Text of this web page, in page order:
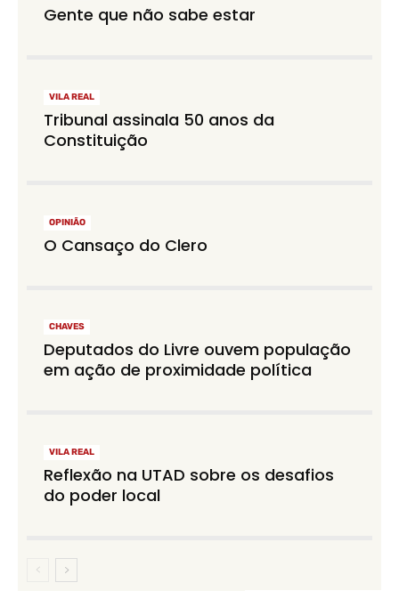
Gente que não sabe estar
VILA REAL
Tribunal assinala 50 anos da
Constituição
OPINIÃO
O Cansaço do Clero
CHAVES
Deputados do Livre ouvem população
em ação de proximidade política
VILA REAL
Reflexão na UTAD sobre os desafios
do poder local